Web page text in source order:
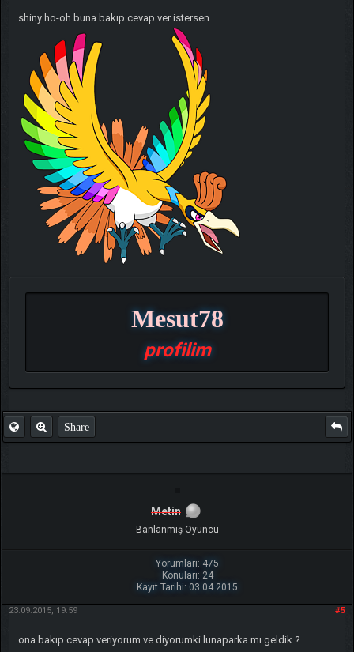
shiny ho-oh buna bakıp cevap ver istersen
Mesut78
profilim
Share
Metin
Banlanmış Oyuncu
Yorumları: 475
Konuları: 24
Kayıt Tarihi: 03.04.2015
#5
23.09.2015, 19:59
ona bakıp cevap veriyorum ve diyorumki lunaparka mı geldik ?